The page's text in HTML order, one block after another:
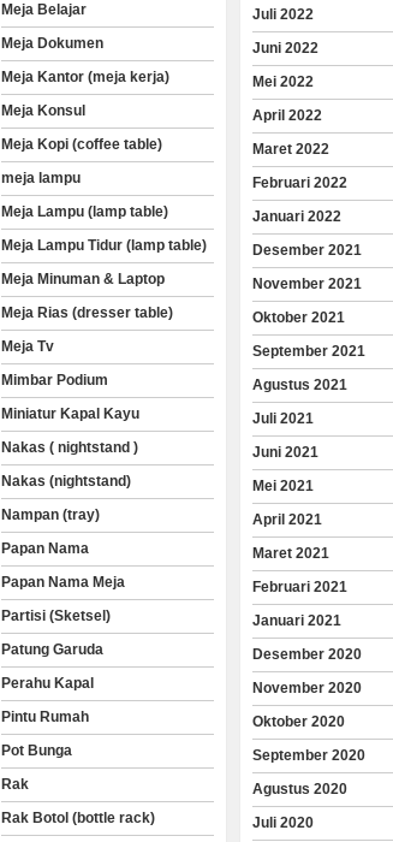
Meja Belajar
Meja Dokumen
Meja Kantor (meja kerja)
Meja Konsul
Meja Kopi (coffee table)
meja lampu
Meja Lampu (lamp table)
Meja Lampu Tidur (lamp table)
Meja Minuman & Laptop
Meja Rias (dresser table)
Meja Tv
Mimbar Podium
Miniatur Kapal Kayu
Nakas ( nightstand )
Nakas (nightstand)
Nampan (tray)
Papan Nama
Papan Nama Meja
Partisi (Sketsel)
Patung Garuda
Perahu Kapal
Pintu Rumah
Pot Bunga
Rak
Rak Botol (bottle rack)
Juli 2022
Juni 2022
Mei 2022
April 2022
Maret 2022
Februari 2022
Januari 2022
Desember 2021
November 2021
Oktober 2021
September 2021
Agustus 2021
Juli 2021
Juni 2021
Mei 2021
April 2021
Maret 2021
Februari 2021
Januari 2021
Desember 2020
November 2020
Oktober 2020
September 2020
Agustus 2020
Juli 2020